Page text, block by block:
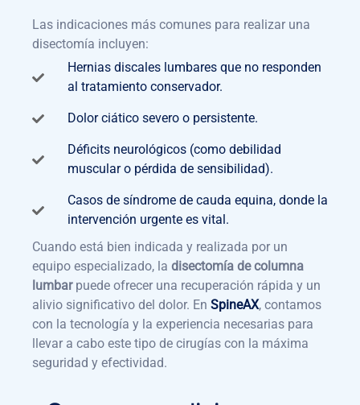
Las indicaciones más comunes para realizar una
disectomía incluyen:
Hernias discales lumbares que no responden
al tratamiento conservador.
Dolor ciático severo o persistente.
Déficits neurológicos (como debilidad
muscular o pérdida de sensibilidad).
Casos de síndrome de cauda equina, donde la
intervención urgente es vital.
Cuando está bien indicada y realizada por un
equipo especializado, la disectomía de columna
lumbarpuede ofrecer una recuperación rápida y un
alivio significativo del dolor. En SpineAX, contamos
con la tecnología y la experiencia necesarias para
llevar a cabo este tipo de cirugías con la máxima
seguridad y efectividad.